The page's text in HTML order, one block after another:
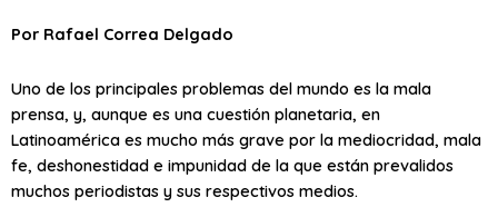
Por Rafael Correa Delgado
Uno de los principales problemas del mundo es la mala
prensa, y, aunque es una cuestión planetaria, en
Latinoamérica es mucho más grave por la mediocridad, mala
fe, deshonestidad e impunidad de la que están prevalidos
muchos periodistas y sus respectivos medios.